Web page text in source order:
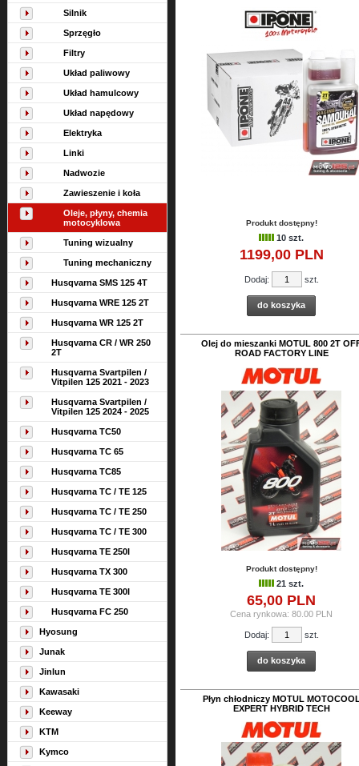
Silnik
Sprzęgło
Filtry
Układ paliwowy
Układ hamulcowy
Układ napędowy
Elektryka
Linki
Nadwozie
Zawieszenie i koła
Oleje, płyny, chemia
motocyklowa
Tuning wizualny
Tuning mechaniczny
Husqvarna SMS 125 4T
Husqvarna WRE 125 2T
Husqvarna WR 125 2T
Husqvarna CR / WR 250
2T
Husqvarna Svartpilen /
Vitpilen 125 2021 - 2023
Husqvarna Svartpilen /
Vitpilen 125 2024 - 2025
Husqvarna TC50
Husqvarna TC 65
Husqvarna TC85
Husqvarna TC / TE 125
Husqvarna TC / TE 250
Husqvarna TC / TE 300
Husqvarna TE 250I
Husqvarna TX 300
Husqvarna TE 300I
Husqvarna FC 250
Hyosung
Junak
Jinlun
Kawasaki
Keeway
KTM
Kymco
Produkt dostępny!
10 szt.
1199,00PLN
Dodaj: szt.
do koszyka
Olej do mieszanki MOTUL 800 2T
ROAD FACTORY LINE
Produkt dostępny!
21 szt.
65,00 PLN
Cena rynkowa: 80.00 PLN
Dodaj: szt.
do koszyka
Płyn chłodniczy MOTUL
EXPERT HYBRID TECH